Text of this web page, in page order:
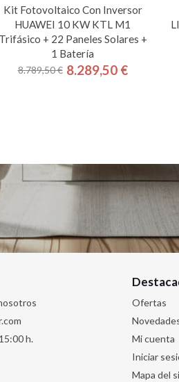
Kit Fotovoltaico Con Inversor
HUAWEI 10 KW KTL M1
Trifásico + 22 Paneles Solares +
1 Batería
Precio
8.789,50 € Precio
8.289,50 €
h.
Ofertas
Mi cuenta
Iniciar
Mapa del